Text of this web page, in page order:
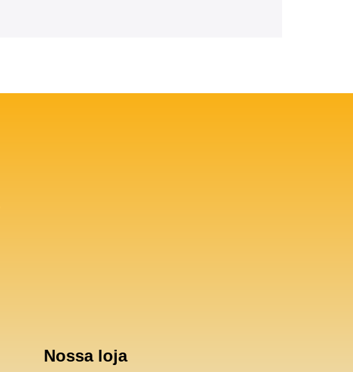
Nossa loja